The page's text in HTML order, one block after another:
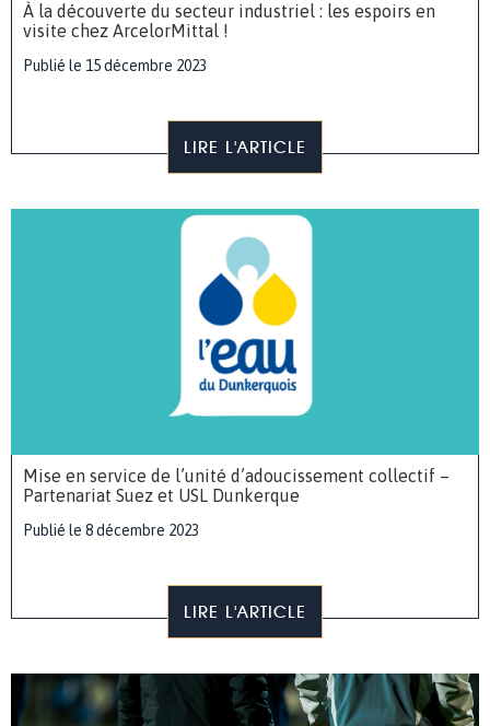
À la découverte du secteur industriel : les espoirs en
visite chez ArcelorMittal !
Publié le 15 décembre 2023
LIRE L'ARTICLE
Mise en service de l’unité d’adoucissement collectif –
Partenariat Suez et USL Dunkerque
Publié le 8 décembre 2023
LIRE L'ARTICLE